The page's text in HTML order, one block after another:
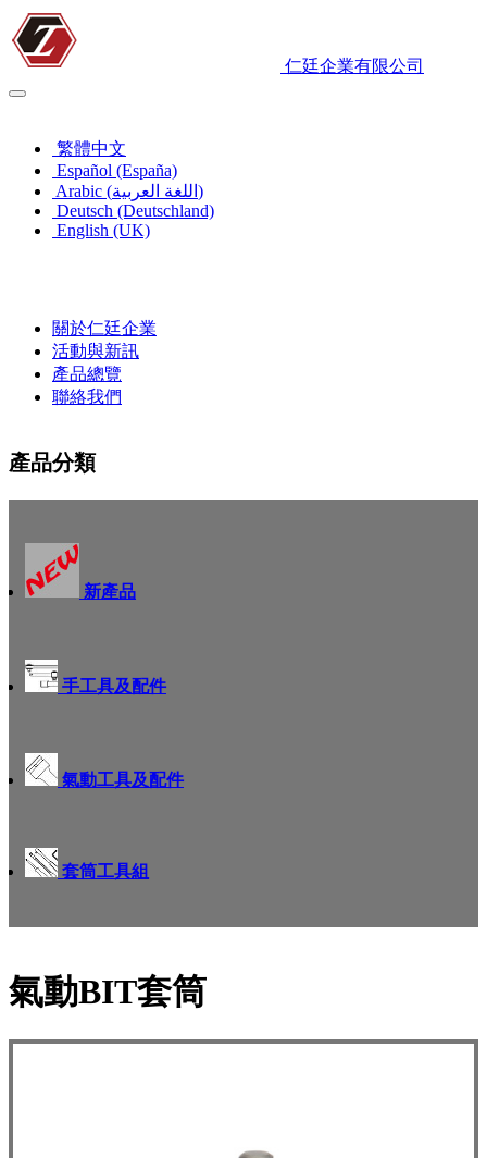
仁廷企業有限公司
繁體中文
Español (España)
Arabic (اللغة العربية)
Deutsch (Deutschland)
English (UK)
關於仁廷企業
活動與新訊
產品總覽
聯絡我們
氣動BIT套筒
產品分類
新產品
手工具及配件
氣動工具及配件
套筒工具組